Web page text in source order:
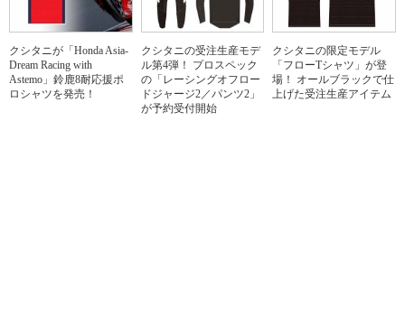
クシタニが「Honda Asia-
Dream Racing with
Astemo」鈴鹿8耐応援ポ
ロシャツを発売！
クシタニの受注生産モデ
ル第4弾！ プロスペック
の「レーシングオフロー
ドジャージ2／パンツ2」
が予約受付開始
クシタニの限定モデル
「フローTシャツ」が登
場！ オールブラックで仕
上げた受注生産アイテム